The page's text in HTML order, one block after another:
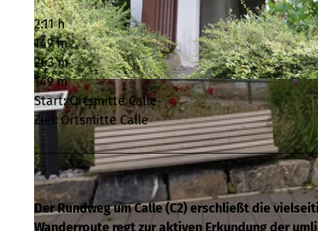
© Tourist-Information Meschede, Tourist-Info Meschede |CC-BY
2:11 h
149 m
263 m
149 m
Start: Ortsmitte Calle
Ziel: Ortsmitte Calle
Der Rundweg um Calle (C2) erschließt die
Wanderroute regt zur aktiven Erkundung der